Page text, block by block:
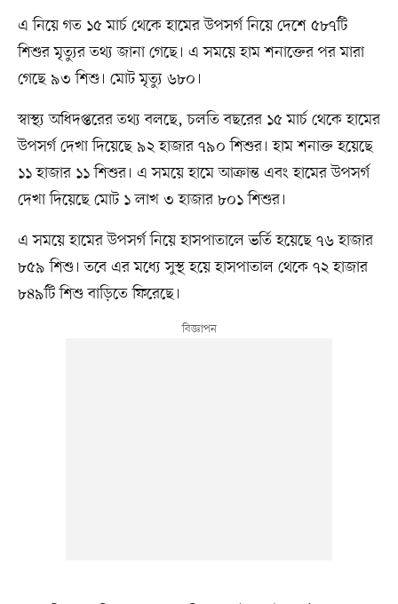
এ নিয়ে গত ১৫ মার্চ থেকে হামের উপসর্গ নিয়ে দেশে ৫৮৭টি
শিশুর মৃত্যুর তথ্য জানা গেছে। এ সময়ে হাম শনাক্তের পর মারা
গেছে ৯৩ শিশু। মোট মৃত্যু ৬৮০।
স্বাস্থ্য অধিদপ্তরের তথ্য বলছে, চলতি বছরের ১৫ মার্চ থেকে হামের
উপসর্গ দেখা দিয়েছে ৯২ হাজার ৭৯০ শিশুর। হাম শনাক্ত হয়েছে
১১ হাজার ১১ শিশুর। এ সময়ে হামে আক্রান্ত এবং হামের উপসর্গ
দেখা দিয়েছে মোট ১ লাখ ৩ হাজার ৮০১ শিশুর।
এ সময়ে হামের উপসর্গ নিয়ে হাসপাতালে ভর্তি হয়েছে ৭৬ হাজার
৮৫৯ শিশু। তবে এর মধ্যে সুস্থ হয়ে হাসপাতাল থেকে ৭২ হাজার
৮৪৯টি শিশু বাড়িতে ফিরেছে।